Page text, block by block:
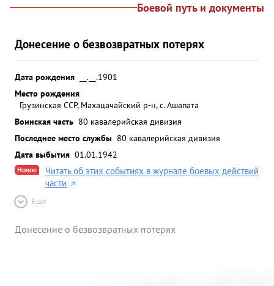
Боевой путь и документы
Донесение о безвозвратных потерях
Дата рождения
__.__.1901
Место рождения
Грузинская ССР, Махацачайский р-н, с. Ашапата
Воинская часть 80 кавалерийская дивизия
Последнее место службы 80 кавалерийская дивизия
Дата выбытия 01.01.1942
Новое
Читать об этих событиях в журнале боевых действий
части
Ещё
Донесение о безвозвратных потерях